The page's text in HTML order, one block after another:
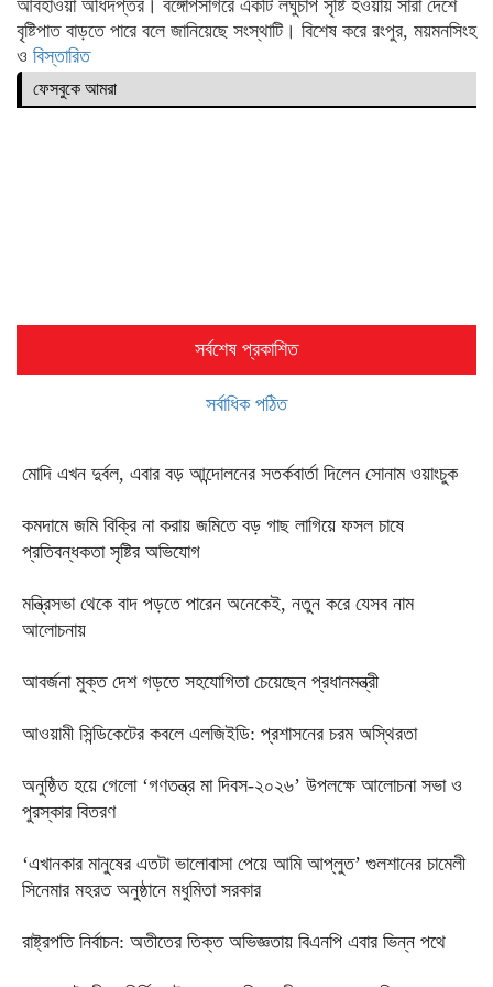
আবহাওয়া অধিদপ্তর। বঙ্গোপসাগরে একটি লঘুচাপ সৃষ্টি হওয়ায় সারা দেশে
বৃষ্টিপাত বাড়তে পারে বলে জানিয়েছে সংস্থাটি। বিশেষ করে রংপুর, ময়মনসিংহ
ও বিস্তারিত
ফেসবুকে আমরা
সর্বশেষ প্রকাশিত
সর্বাধিক পঠিত
মোদি এখন দুর্বল, এবার বড় আন্দোলনের সতর্কবার্তা দিলেন সোনাম ওয়াংচুক
কমদামে জমি বিক্রি না করায় জমিতে বড় গাছ লাগিয়ে ফসল চাষে
প্রতিবন্ধকতা সৃষ্টির অভিযোগ
মন্ত্রিসভা থেকে বাদ পড়তে পারেন অনেকেই, নতুন করে যেসব নাম
আলোচনায়
আবর্জনা মুক্ত দেশ গড়তে সহযোগিতা চেয়েছেন প্রধানমন্ত্রী
‎আওয়ামী সিন্ডিকেটের কবলে এলজিইডি: প্রশাসনের চরম অস্থিরতা
অনুষ্ঠিত হয়ে গেলো ‘গণতন্ত্র মা দিবস-২০২৬’ উপলক্ষে আলোচনা সভা ও
পুরস্কার বিতরণ
‘এখানকার মানুষের এতটা ভালোবাসা পেয়ে আমি আপ্লুত’ গুলশানের চামেলী
সিনেমার মহরত অনুষ্ঠানে মধুমিতা সরকার
রাষ্ট্রপতি নির্বাচন: অতীতের তিক্ত অভিজ্ঞতায় বিএনপি এবার ভিন্ন পথে